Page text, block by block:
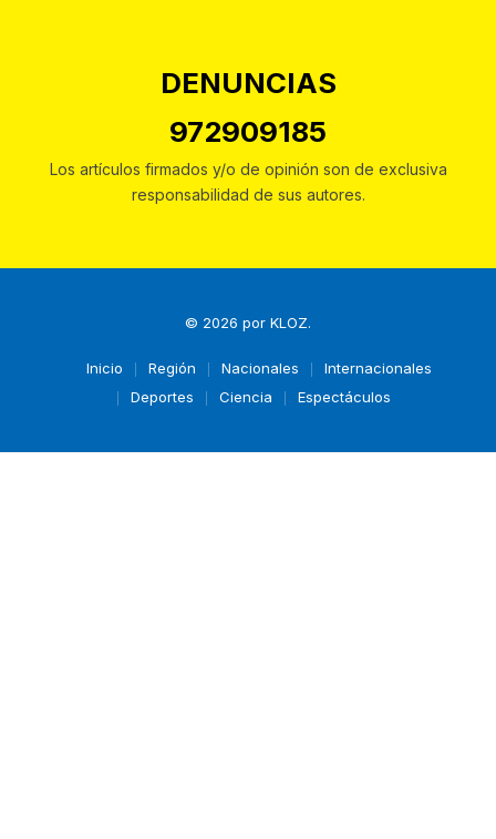
DENUNCIAS
972909185
Los artículos firmados y/o de opinión son de exclusiva
responsabilidad de sus autores.
© 2026 por KLOZ.
Inicio Región Nacionales
Internacionales
Deportes
Ciencia Espectáculos